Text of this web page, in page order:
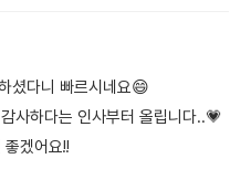
셨다니 빠르시네요😄
사하다는 인사부터 올립니다..💗
겠어요!!